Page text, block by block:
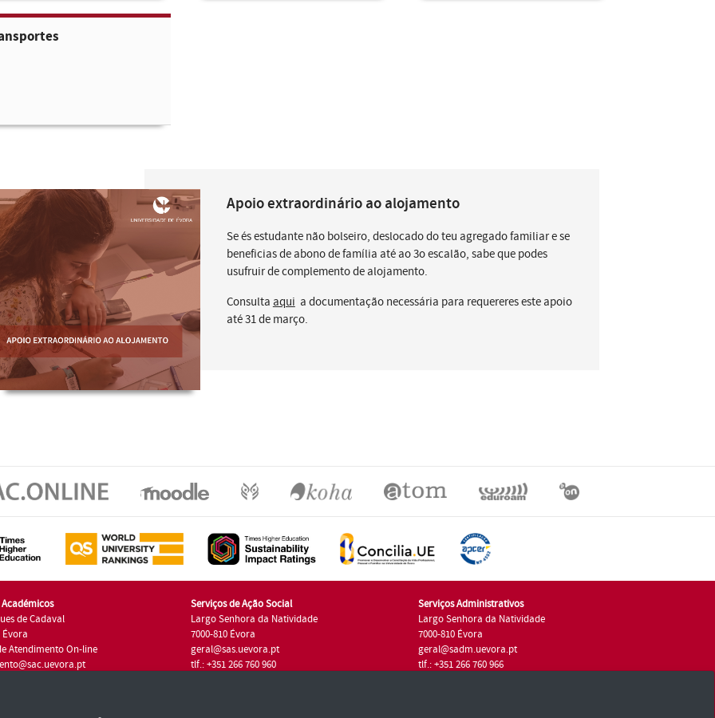
Apoio extraordinário ao alojamento
Se és estudante não bolseiro, deslocado do teu agregado familiar e se
beneficias de abono de família até ao 3o escalão, sabe que podes
usufruir de complemento de alojamento.
Consulta aqui a documentação necessária para requereres este apoio
até 31 de março.
de Cadaval
Évora
Atendimento On-line
Serviços de Ação Social
Largo Senhora da Natividade
7000-810 Évora
geral@sas.uevora.pt
tlf.: +351 266 760 960
Serviços Administrativos
Largo Senhora da Natividade
7000-810 Évora
geral@sadm.uevora.pt
tlf.: +351 266 760 966